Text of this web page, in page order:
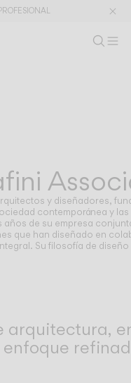
y sobremesa
the Outdoor
Pendants
Conscientes
BuscarES
y diseñadores,
contemporánea y
de su empresa
que han diseñado en
Su filosofía de
arquitectura,